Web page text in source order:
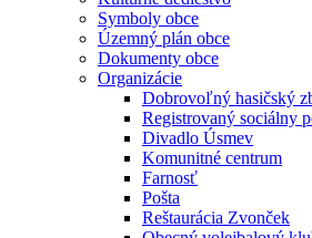
Symboly obce
Územný plán obce
Dokumenty obce
Organizácie
Dobrovoľný hasičský
Registrovaný sociálny
Divadlo Úsmev
Komunitné centrum
Farnosť
Pošta
Reštaurácia Zvonček